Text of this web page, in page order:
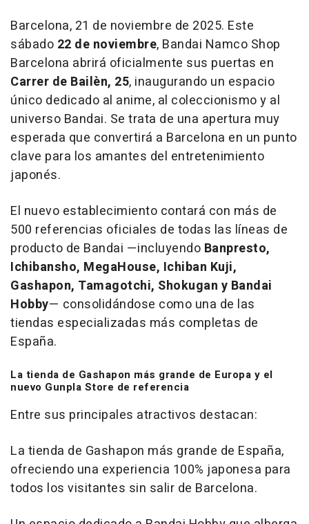
Barcelona, 21 de noviembre de 2025. Este
sábado 22 de noviembre, Bandai Namco Shop
Barcelona abrirá oficialmente sus puertas en
Carrer de Bailèn, 25, inaugurando un espacio
único dedicado al anime, al coleccionismo y al
universo Bandai. Se trata de una apertura muy
esperada que convertirá a Barcelona en un punto
clave para los amantes del entretenimiento
japonés.
El nuevo establecimiento contará con más de
500 referencias oficiales de todas las líneas de
producto de Bandai —incluyendo Banpresto,
Ichibansho, MegaHouse, Ichiban Kuji,
Gashapon, Tamagotchi, Shokugan y Bandai
Hobby— consolidándose como una de las
tiendas especializadas más completas de
España.
La tienda de Gashapon más grande de Europa y el
nuevo Gunpla Store de referencia
Entre sus principales atractivos destacan:
La tienda de Gashapon más grande de España,
ofreciendo una experiencia 100% japonesa para
todos los visitantes sin salir de Barcelona.